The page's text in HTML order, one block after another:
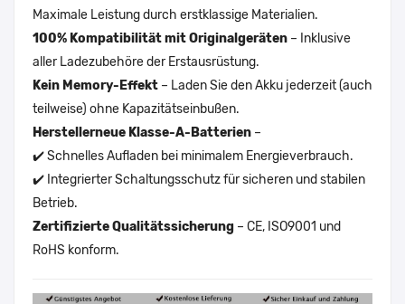
Maximale Leistung durch erstklassige Materialien.
100% Kompatibilität mit Originalgeräten – Inklusive
aller Ladezubehöre der Erstausrüstung.
Kein Memory-Effekt – Laden Sie den Akku jederzeit (auch
teilweise) ohne Kapazitätseinbußen.
Herstellerneue Klasse-A-Batterien –
✔️ Schnelles Aufladen bei minimalem Energieverbrauch.
✔️ Integrierter Schaltungsschutz für sicheren und stabilen
Betrieb.
Zertifizierte Qualitätssicherung – CE, ISO9001 und
RoHS konform.